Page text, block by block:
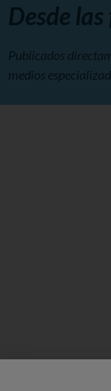
Desde
Publicados
medios